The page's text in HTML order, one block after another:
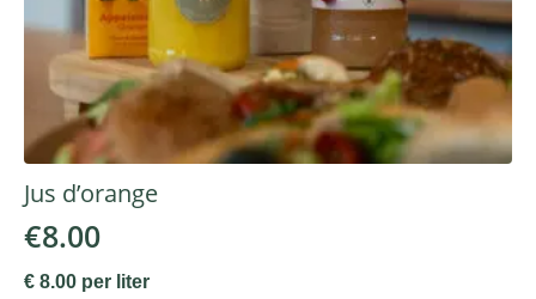
Jus d’orange
€8.00
€ 8.00 per liter